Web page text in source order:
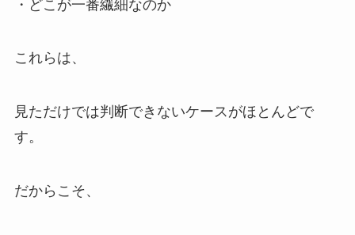
・どこが一番繊細なのか
これらは、
見ただけでは判断できないケースがほとんどで
す。
だからこそ、